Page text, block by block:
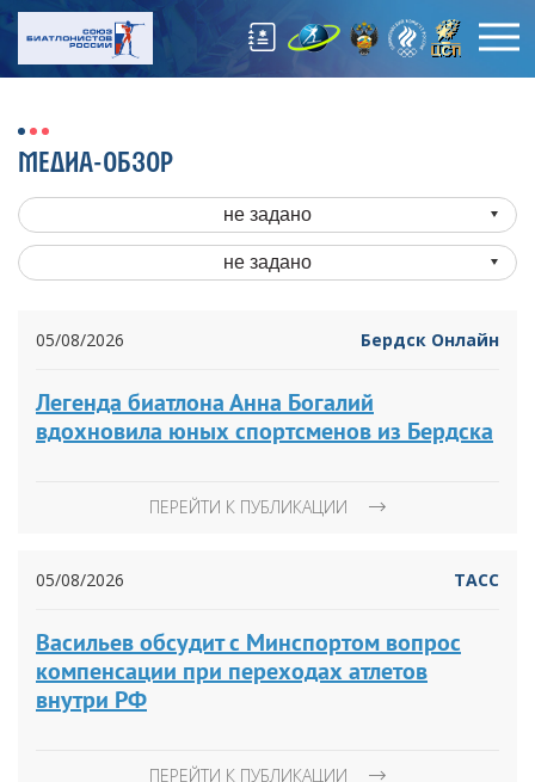
МЕДИА-ОБЗОР
не задано
не задано
05/08/2026 Бердск Онлайн
Легенда биатлона Анна Богалий
вдохновила юных спортсменов из Бердска
ПЕРЕЙТИ К ПУБЛИКАЦИИ
05/08/2026 ТАСС
Васильев обсудит с Минспортом вопрос
компенсации при переходах атлетов
внутри РФ
ПЕРЕЙТИ К ПУБЛИКАЦИИ